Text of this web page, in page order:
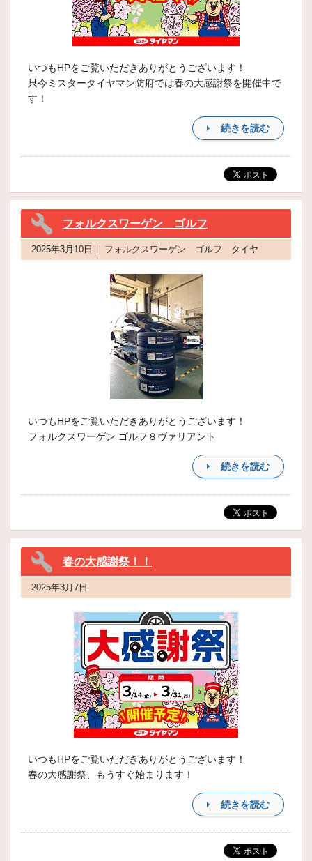
いつもHPをご覧いただきありがとうございます！
只今ミスタータイヤマン防府では春の大感謝祭を開催中で
す！
続きを読む
フォルクスワーゲン ゴルフ
2025年3月10日 ｜フォルクスワーゲン ゴルフ タイヤ
いつもHPをご覧いただきありがとうございます！
フォルクスワーゲン ゴルフ８ヴァリアント
続きを読む
春の大感謝祭！！
2025年3月7日
いつもHPをご覧いただきありがとうございます！
春の大感謝祭、もうすぐ始まります！
続きを読む